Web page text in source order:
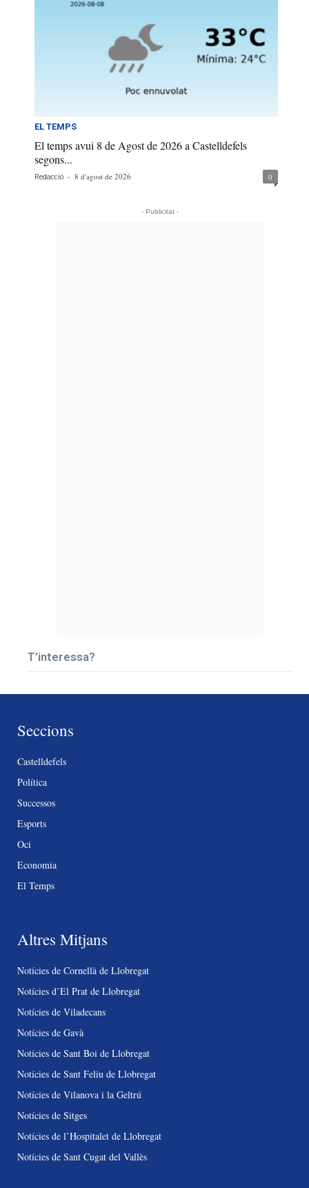
EL TEMPS
El temps avui 8 de Agost de 2026 a Castelldefels
segons...
Redacció - 8 d'agost de 2026 0
- Publicitat -
T’interessa?
Seccions
Castelldefels
Política
Successos
Esports
Oci
Economia
El Temps
Altres Mitjans
Notícies de Cornellà de Llobregat
Notícies d’El Prat de Llobregat
Notícies de Viladecans
Notícies de Gavà
Notícies de Sant Boi de Llobregat
Notícies de Sant Feliu de Llobregat
Notícies de Vilanova i la Geltrú
Notícies de Sitges
Notícies de l’Hospitalet de Llobregat
Notícies de Sant Cugat del Vallès